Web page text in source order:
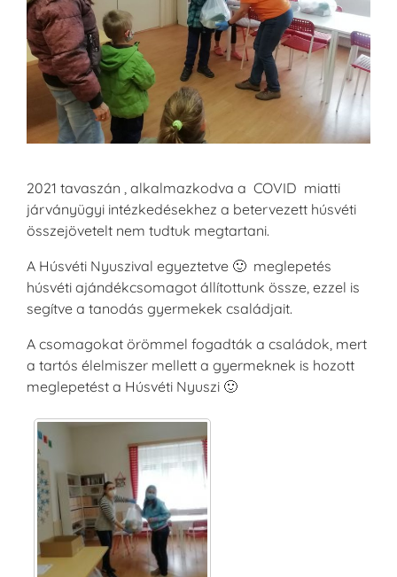
2021 tavaszán , alkalmazkodva a COVID miatti
járványügyi intézkedésekhez a betervezett húsvéti
összejövetelt nem tudtuk megtartani.
A Húsvéti Nyuszival egyeztetve 🙂 meglepetés
húsvéti ajándékcsomagot állítottunk össze, ezzel is
segítve a tanodás gyermekek családjait.
A csomagokat örömmel fogadták a családok, mert
a tartós élelmiszer mellett a gyermeknek is hozott
meglepetést a Húsvéti Nyuszi 🙂